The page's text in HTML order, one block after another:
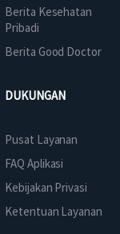
Berita Kesehatan
Pribadi
Berita Good Doctor
DUKUNGAN
Pusat Layanan
FAQ Aplikasi
Kebijakan Privasi
Ketentuan Layanan